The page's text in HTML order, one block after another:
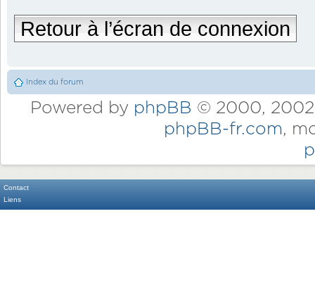
Retour à l’écran de connexion
Index du forum
Powered by phpBB © 2000,
phpBB-fr.com,
Contact
Liens